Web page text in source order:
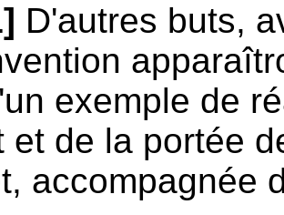
D'autres buts,
exemple de
et de la portée
accompagnée